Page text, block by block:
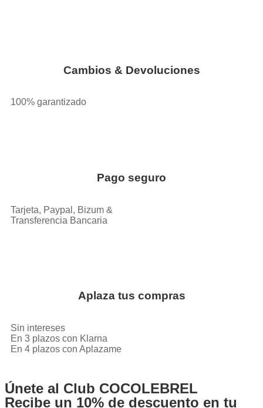
Cambios & Devoluciones
100% garantizado
Pago seguro
Tarjeta, Paypal, Bizum &
Transferencia Bancaria
Aplaza tus compras
Sin intereses
En 3 plazos con Klarna
En 4 plazos con Aplazame
Únete al Club COCOLEBREL
Recibe un 10% de descuento en tu